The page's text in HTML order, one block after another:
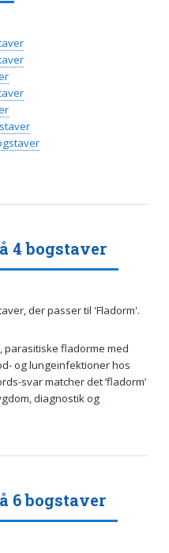
4 bogstaver
der passer til 'Fladorm'.
parasitiske fladorme med
og lungeinfektioner hos
svar matcher det ’fladorm’
diagnostik og
6 bogstaver